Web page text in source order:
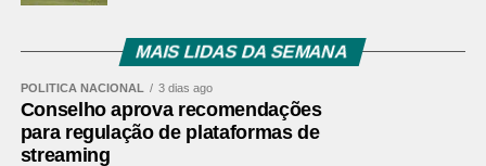
demandas por urbanização acompanham o crescimento
acelerado da região.
Comentários Facebook
MAIS LIDAS DA SEMANA
POLÍTICA NACIONAL 3 dias ago
Conselho aprova recomendações
para regulação de plataformas de
streaming